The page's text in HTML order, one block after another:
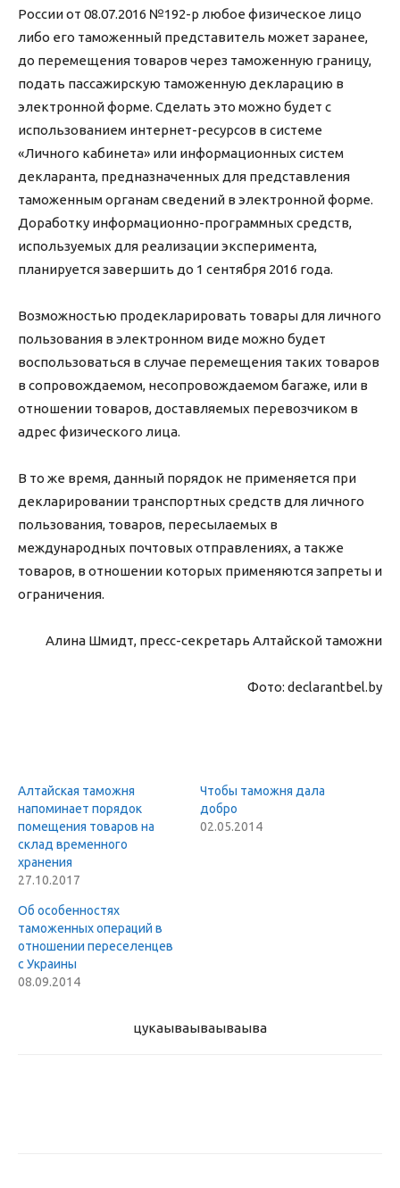
России от 08.07.2016 №192-р любое физическое лицо
либо его таможенный представитель может заранее,
до перемещения товаров через таможенную границу,
подать пассажирскую таможенную декларацию в
электронной форме. Сделать это можно будет с
использованием интернет-ресурсов в системе
«Личного кабинета» или информационных систем
декларанта, предназначенных для представления
таможенным органам сведений в электронной форме.
Доработку информационно-программных средств,
используемых для реализации эксперимента,
планируется завершить до 1 сентября 2016 года.
Возможностью продекларировать товары для личного
пользования в электронном виде можно будет
воспользоваться в случае перемещения таких товаров
в сопровождаемом, несопровождаемом багаже, или в
отношении товаров, доставляемых перевозчиком в
адрес физического лица.
В то же время, данный порядок не применяется при
декларировании транспортных средств для личного
пользования, товаров, пересылаемых в
международных почтовых отправлениях, а также
товаров, в отношении которых применяются запреты и
ограничения.
Алина Шмидт, пресс-секретарь Алтайской таможни
Фото: declarantbel.by
Алтайская таможня
напоминает порядок
помещения товаров на
склад временного
хранения
27.10.2017
Чтобы таможня дала
добро
02.05.2014
Об особенностях
таможенных операций в
отношении переселенцев
с Украины
08.09.2014
цукаываываываыва